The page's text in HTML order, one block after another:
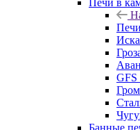
Печи в
GFS
Банные